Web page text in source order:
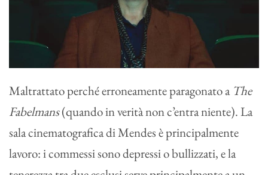
Maltrattato perché erroneamente paragonato a The
Fabelmans(quando in verità non c’entra niente). La
sala cinematografica di Mendes è principalmente
lavoro: i commessi sono depressi o bullizzati, e la